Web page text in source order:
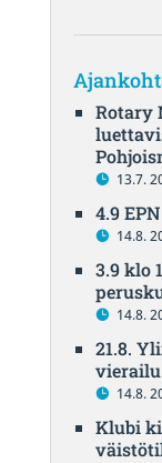
Rotary
13.7.
4.9
14.8.
3.9 klo
14.8.
21.8.
vierailu
14.8.
Klubi